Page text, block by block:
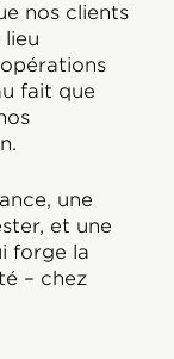
nos clients
fait que
une
et une
forge la
– chez